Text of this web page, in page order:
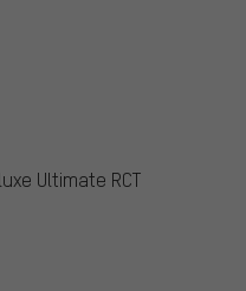
Ultimate RCT